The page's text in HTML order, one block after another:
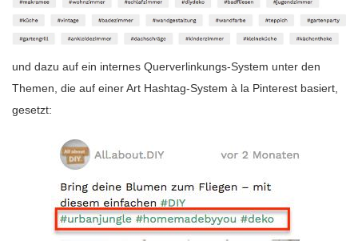
und dazu auf ein internes Querverlinkungs-System unter den
Themen, die auf einer Art Hashtag-System à la Pinterest basiert,
gesetzt: